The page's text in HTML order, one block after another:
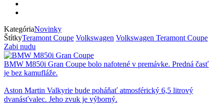
KategóriaNovinky
ŠtítkyTeramont Coupe Volkswagen Volkswagen Teramont Coupe
Zabi nudu
BMW M850i Gran Coupe bolo nafotené v premávke. Predná časť
je bez kamufláže.
Aston Martin Valkyrie bude poháňať atmosférický 6,5 litrový
dvanásťvalec. Jeho zvuk je výborný.